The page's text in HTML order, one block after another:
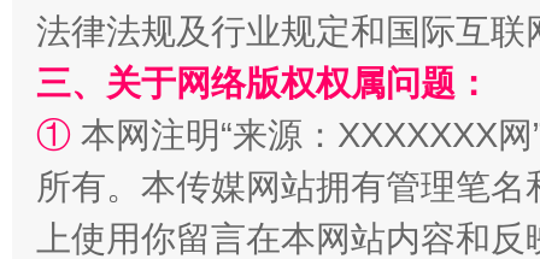
招工难、用工荒背后
法律法规及行业规定和国际互
三、关于网络版权权属问题：
① 本网注明“来源：XXXXXXX
所有。本传媒网站拥有管理笔
上使用你留言在本网站内容和